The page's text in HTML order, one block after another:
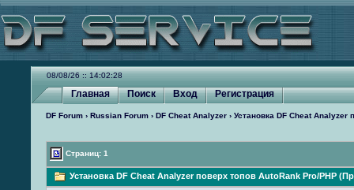
08/08/26 :: 14:02:28
Главная Поиск Вход Регистрация
DF Forum ›Russian Forum ›DF Cheat Analyzer › Установка DF Cheat Analyzer
Страниц: 1
Установка DF Cheat Analyzer поверх топов AutoRank Pro/PHP